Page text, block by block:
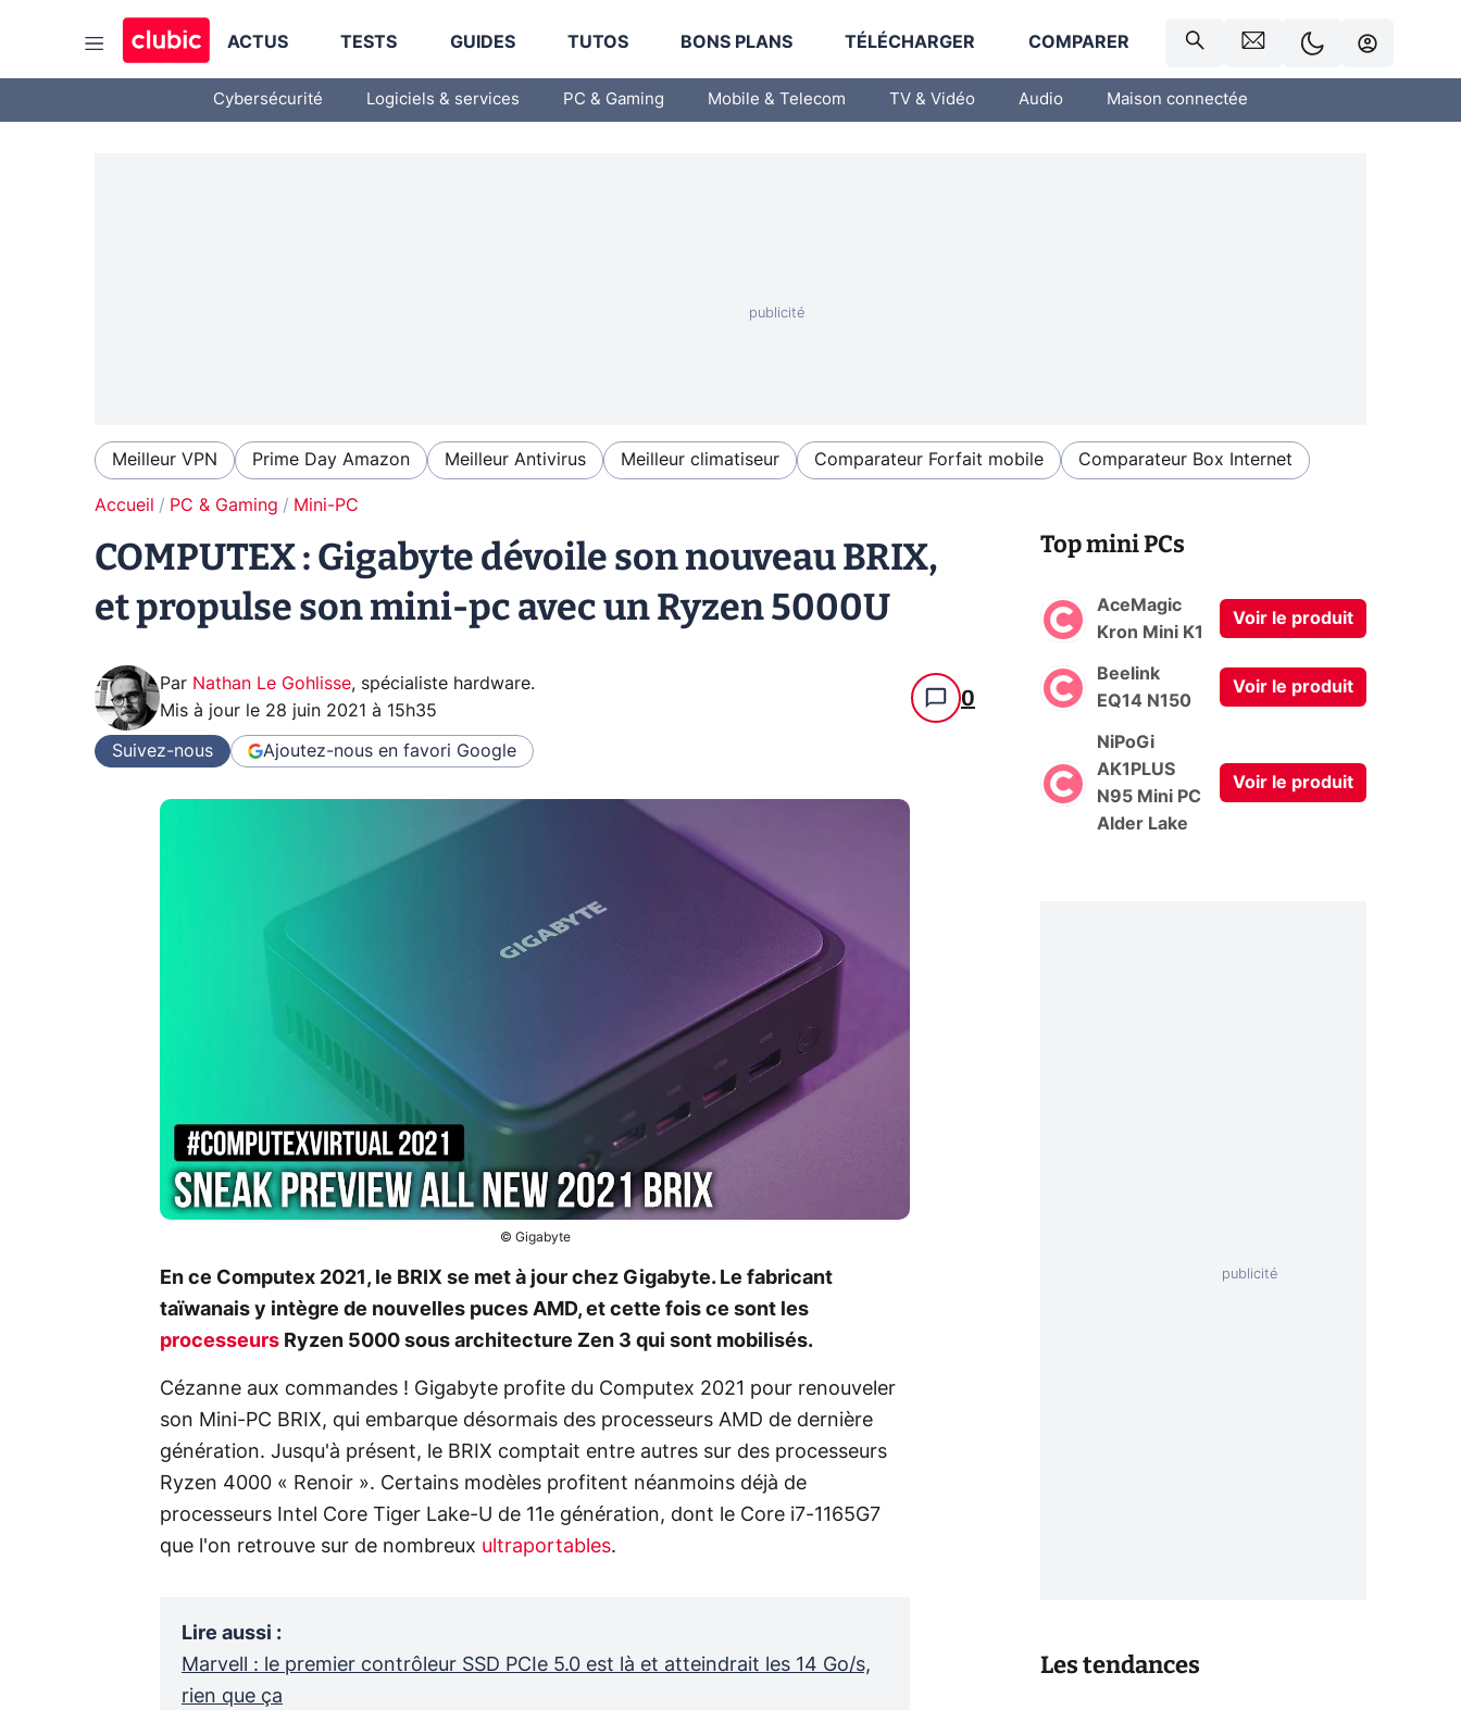
ACTUS TESTS GUIDES TUTOS BONS PLANS TÉLÉCHARGER COMPARER
Cybersécurité Logiciels & services PC & Gaming Mobile & Telecom TV & Vidéo Audio Maison connectée
Meilleur VPN Prime Day Amazon Meilleur Antivirus Meilleur climatiseur Comparateur Forfait mobile Comparateur Box Internet
Accueil PC & Gaming Mini-PC
COMPUTEX : Gigabyte dévoile son nouveau BRIX,
et propulse son mini-pc avec un Ryzen 5000U
Par Nathan Le Gohlisse, spécialiste hardware.
Mis à jour le 28 juin 2021 à 15h35 0
Suivez-nous Ajoutez-nous en favori Google
© Gigabyte
En ce Computex 2021, le BRIX se met à jour chez Gigabyte. Le fabricant
taïwanais y intègre de nouvelles puces AMD, et cette fois ce sont les
processeurs Ryzen 5000 sous architecture Zen 3 qui sont mobilisés.
Cézanne aux commandes ! Gigabyte profite du Computex 2021 pour renouveler
son Mini-PC BRIX, qui embarque désormais des processeurs AMD de dernière
génération. Jusqu'à présent, le BRIX comptait entre autres sur des processeurs
Ryzen 4000 « Renoir ». Certains modèles profitent néanmoins déjà de
processeurs Intel Core Tiger Lake-U de 11e génération, dont le Core i7-1165G7
que l'on retrouve sur de nombreux ultraportables.
Lire aussi :
Marvell : le premier contrôleur SSD PCIe 5.0 est là et atteindrait les 14 Go/s,
rien que ça
Top mini PCs
AceMagic
Kron Mini K1
Voir le produit
Beelink
EQ14 N150
Voir le produit
NiPoGi
AK1PLUS
N95 Mini PC
Alder Lake
Voir le produit
Les tendances